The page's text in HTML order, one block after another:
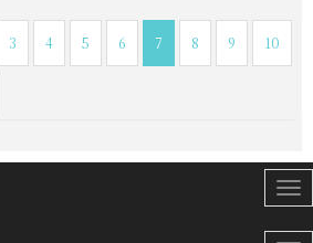
3 4 5 6 7 8 9 10